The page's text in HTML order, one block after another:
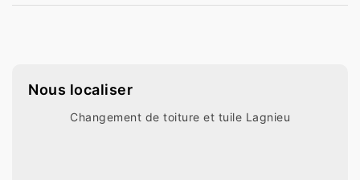
Nous localiser
Changement de toiture et tuile Lagnieu